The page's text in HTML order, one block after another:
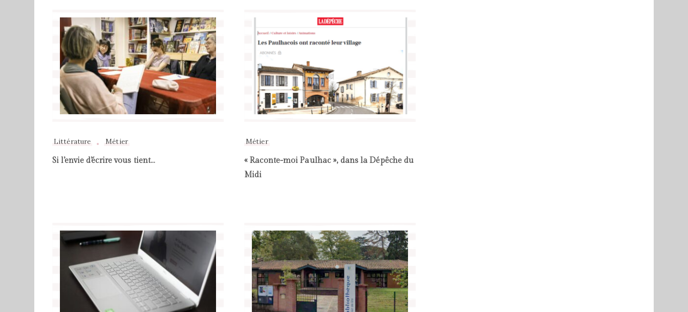
Littérature Métier
Si l’envie d’écrire vous tient…
Métier
« Raconte-moi Paulhac », dans la Dépêche du
Midi